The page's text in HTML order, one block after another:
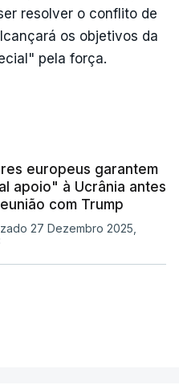
resolver o conflito de
os objetivos da
pela força.
europeus garantem
apoio" à Ucrânia antes
com Trump
27 Dezembro 2025,